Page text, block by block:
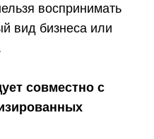
воспринимать
вид бизнеса или
совместно с